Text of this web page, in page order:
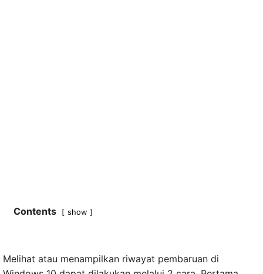
Contents show
Melihat atau menampilkan riwayat pembaruan di